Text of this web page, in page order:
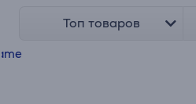
Топ товаров